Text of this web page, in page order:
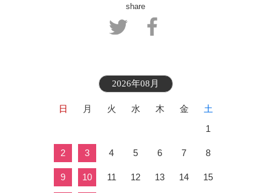
share
2026年08月
日 月 火 水 木 金
土
1
2 3 4 5 6 7 8
9 10 11 12 13 14 15